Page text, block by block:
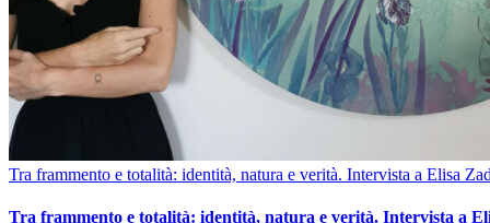
Tra frammento e totalità: identità, natura e verità. Intervista a Elisa
Tra frammento e totalità: identità, natura e verità. Intervista a